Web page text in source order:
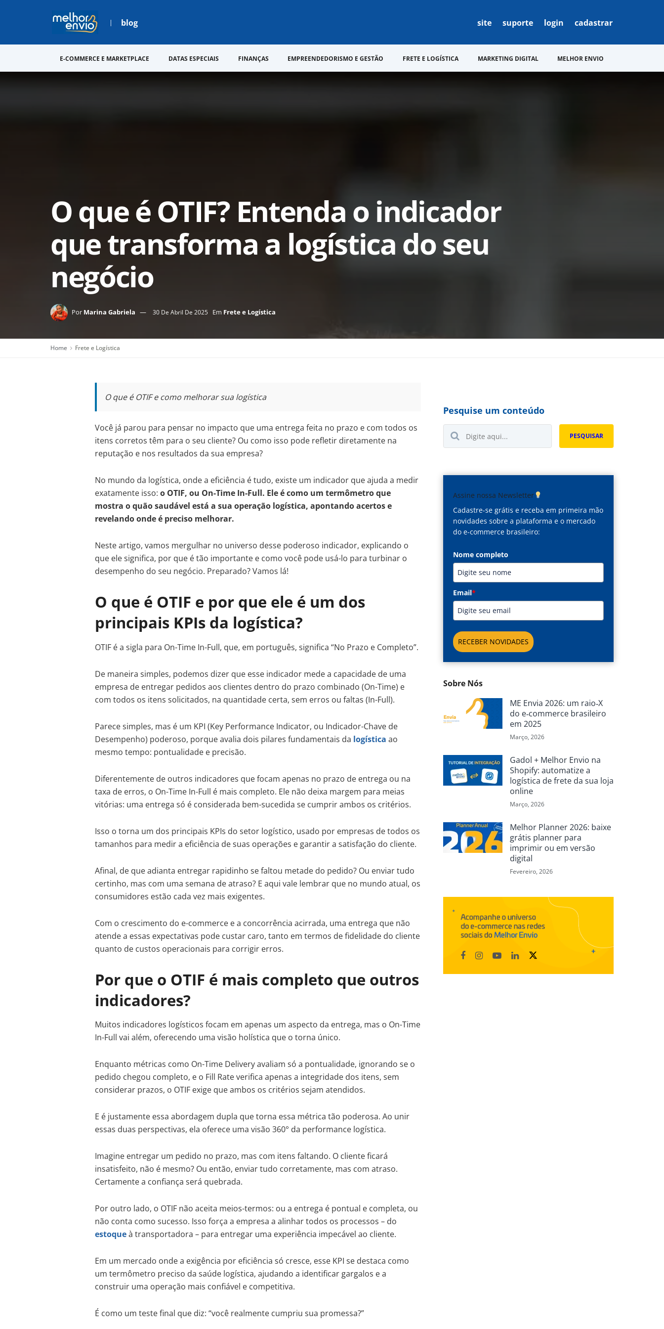
blog site suporte login cadastrar
E-COMMERCE E MARKETPLACE DATAS ESPECIAIS FINANÇAS EMPREENDEDORISMO E GESTÃO FRETE E LOGÍSTICA MARKETING DIGITAL MELHOR ENVIO
O que é OTIF? Entenda o indicador
que transforma a logística do seu
negócio
Por Marina Gabriela 30 De Abril De 2025 Em Frete e Logística
Home Frete e Logística
O que é OTIF e como melhorar sua logística
Você já parou para pensar no impacto que uma entrega feita no prazo e com todos os
itens corretos têm para o seu cliente? Ou como isso pode refletir diretamente na
reputação e nos resultados da sua empresa?
No mundo da logística, onde a eficiência é tudo, existe um indicador que ajuda a medir
exatamente isso: o OTIF, ou On-Time In-Full. Ele é como um termômetro que
mostra o quão saudável está a sua operação logística, apontando acertos e
revelando onde é preciso melhorar.
Neste artigo, vamos mergulhar no universo desse poderoso indicador, explicando o
que ele significa, por que é tão importante e como você pode usá-lo para turbinar o
desempenho do seu negócio. Preparado? Vamos lá!
O que é OTIF e por que ele é um dos
principais KPIs da logística?
OTIF é a sigla para On-Time In-Full, que, em português, significa “No Prazo e Completo”.
De maneira simples, podemos dizer que esse indicador mede a capacidade de uma
empresa de entregar pedidos aos clientes dentro do prazo combinado (On-Time) e
com todos os itens solicitados, na quantidade certa, sem erros ou faltas (In-Full).
Parece simples, mas é um KPI (Key Performance Indicator, ou Indicador-Chave de
Desempenho) poderoso, porque avalia dois pilares fundamentais da logística ao
mesmo tempo: pontualidade e precisão.
Diferentemente de outros indicadores que focam apenas no prazo de entrega ou na
taxa de erros, o On-Time In-Full é mais completo. Ele não deixa margem para meias
vitórias: uma entrega só é considerada bem-sucedida se cumprir ambos os critérios.
Isso o torna um dos principais KPIs do setor logístico, usado por empresas de todos os
tamanhos para medir a eficiência de suas operações e garantir a satisfação do cliente.
Afinal, de que adianta entregar rapidinho se faltou metade do pedido? Ou enviar tudo
certinho, mas com uma semana de atraso? E aqui vale lembrar que no mundo atual, os
consumidores estão cada vez mais exigentes.
Com o crescimento do e-commerce e a concorrência acirrada, uma entrega que não
atende a essas expectativas pode custar caro, tanto em termos de fidelidade do cliente
quanto de custos operacionais para corrigir erros.
Por que o OTIF é mais completo que outros
indicadores?
Muitos indicadores logísticos focam em apenas um aspecto da entrega, mas o On-Time
In-Full vai além, oferecendo uma visão holística que o torna único.
Enquanto métricas como On-Time Delivery avaliam só a pontualidade, ignorando se o
pedido chegou completo, e o Fill Rate verifica apenas a integridade dos itens, sem
considerar prazos, o OTIF exige que ambos os critérios sejam atendidos.
E é justamente essa abordagem dupla que torna essa métrica tão poderosa. Ao unir
essas duas perspectivas, ela oferece uma visão 360° da performance logística.
Imagine entregar um pedido no prazo, mas com itens faltando. O cliente ficará
insatisfeito, não é mesmo? Ou então, enviar tudo corretamente, mas com atraso.
Certamente a confiança será quebrada.
Por outro lado, o OTIF não aceita meios-termos: ou a entrega é pontual e completa, ou
não conta como sucesso. Isso força a empresa a alinhar todos os processos – do
estoqueà transportadora – para entregar uma experiência impecável ao cliente.
Em um mercado onde a exigência por eficiência só cresce, esse KPI se destaca como
um termômetro preciso da saúde logística, ajudando a identificar gargalos e a
construir uma operação mais confiável e competitiva.
É como um teste final que diz: “você realmente cumpriu sua promessa?”
Pesquise um conteúdo
PESQUISAR
Assine nossa Newsletter
Cadastre-se grátis e receba em primeira mão
novidades sobre a plataforma e o mercado
do e-commerce brasileiro:
Nome completo
Email*
RECEBER NOVIDADES
Sobre Nós
ME Envia 2026: um raio‑X
do e‑commerce brasileiro
em 2025
Março, 2026
Gadol + Melhor Envio na
Shopify: automatize a
logística de frete da sua loja
online
Março, 2026
Melhor Planner 2026: baixe
grátis planner para
imprimir ou em versão
digital
Fevereiro, 2026